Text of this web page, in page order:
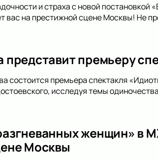
и страха с новой
вас на престижной сцене Москвы! Не
премьеру
состоится премьера спектакля
исследуя темы
женщин» в
Москвы